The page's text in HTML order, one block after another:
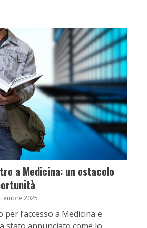
a Medicina: un ostacolo
2025
l’accesso a Medicina e